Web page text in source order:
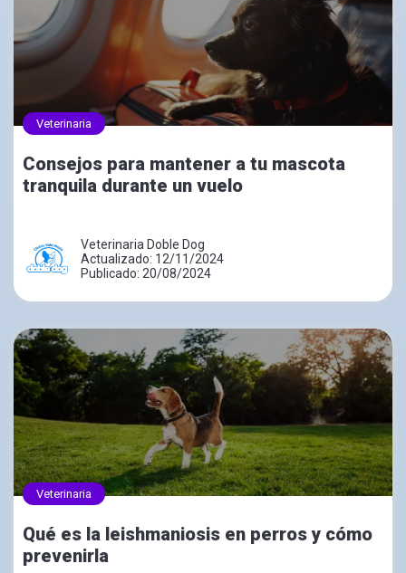
Veterinaria
Consejos para mantener a tu mascota
tranquila durante un vuelo
Veterinaria Doble Dog
Actualizado: 12/11/2024
Publicado: 20/08/2024
Veterinaria
Qué es la leishmaniosis en perros y cómo
prevenirla